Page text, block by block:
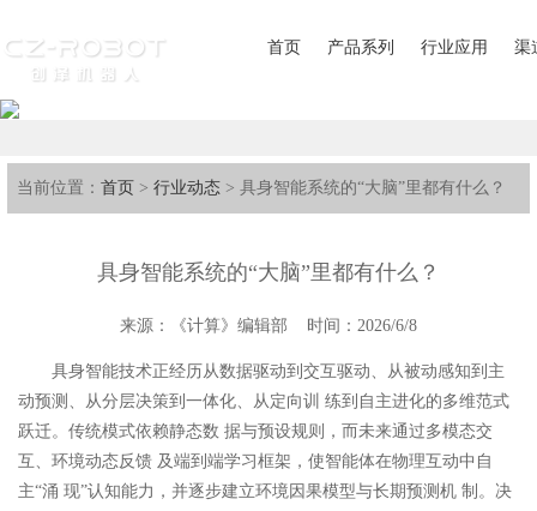
首页 产品系列 行业应用 渠
当前位置： 首页 > 行业动态 > 具身智能系统的“大脑”里都有什么？
具身智能系统的“大脑”里都有什么？
来源：《计算》编辑部 时间：2026/6/8
具身智能技术正经历从数据驱动到交互驱动、从被动感知到主
动预测、从分层决策到一体化、从定向训 练到自主进化的多维范式
跃迁。传统模式依赖静态数 据与预设规则，而未来通过多模态交
互、环境动态反馈 及端到端学习框架，使智能体在物理互动中自
主“涌 现”认知能力，并逐步建立环境因果模型与长期预测机 制。决